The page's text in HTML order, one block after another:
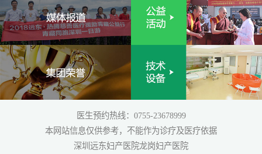
医生预约热线：0755-23678999
本网站信息仅供参考，不能作为诊疗及医疗依据
深圳远东妇产医院龙岗妇产医院